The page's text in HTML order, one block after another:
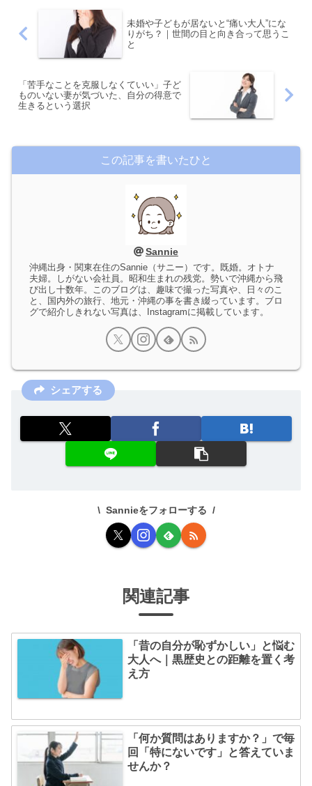
未婚や子どもが居ないと“痛い大人”にな
りがち？｜世間の目と向き合って思うこ
と
「苦手なことを克服しなくていい」子ど
ものいない妻が気づいた、自分の得意で
生きるという選択
この記事を書いたひと
Sannie
沖縄出身・関東在住のSannie（サニー）です。既婚。オトナ
夫婦。しがない会社員。昭和生まれの残党。勢いで沖縄から飛
び出し十数年。このブログは、趣味で撮った写真や、日々のこ
と、国内外の旅行、地元・沖縄の事を書き綴っています。ブロ
グで紹介しきれない写真は、Instagramに掲載しています。
シェアする
Sannieをフォローする
関連記事
「昔の自分が恥ずかしい」と悩む
大人へ｜黒歴史との距離を置く考
え方
「何か質問はありますか？」で毎
回「特にないです」と答えていま
せんか？